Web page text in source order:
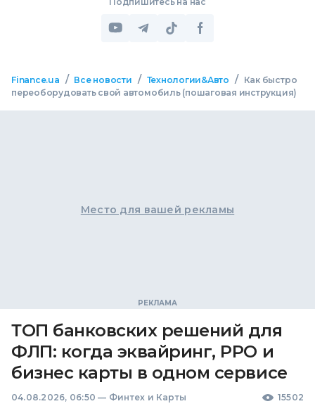
Finance.ua / Все новости / Технологии&Авто /
Как быстро
переоборудовать свой автомобиль (пошаговая инструкция)
Место для вашей рекламы
ТОП банковских решений для
ФЛП: когда эквайринг, РРО и
бизнес карты в одном сервисе
04.08.2026, 06:50 — Финтех и Карты 15502